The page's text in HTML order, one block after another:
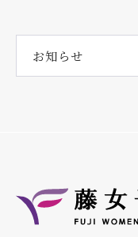
お知らせ